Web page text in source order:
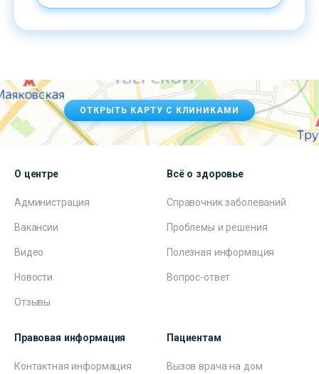
ОТКРЫТЬ КАРТУ С КЛИНИКАМИ
О центре
Администрация
Вакансии
Видео
Новости
Отзывы
Всё о здоровье
Справочник заболеваний
Проблемы и решения
Полезная информация
Вопрос-ответ
Правовая информация
Контактная информация
Пациентам
Вызов врача на дом